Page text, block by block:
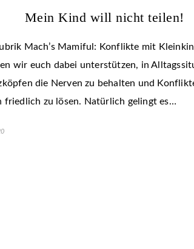
Mein Kind will nicht teilen!
Mach’s Mamiful: Konflikte mit
wir euch dabei unterstützen, in
die Nerven zu behalten und
friedlich zu lösen. Natürlich gelingt es…